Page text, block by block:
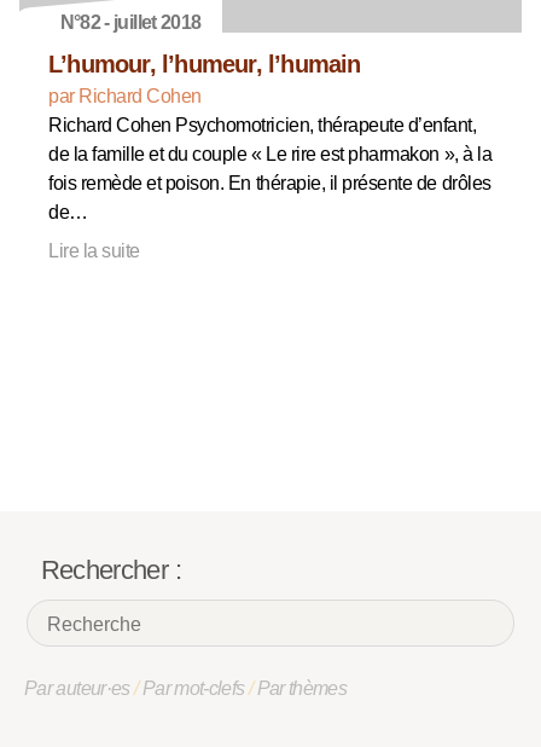
N°82 - juillet 2018
L’humour, l’humeur, l’humain
par Richard Cohen
Richard Cohen Psychomotricien, thérapeute d’enfant,
de la famille et du couple « Le rire est pharmakon », à la
fois remède et poison. En thérapie, il présente de drôles
de…
Lire la suite
Rechercher :
Par auteur·es/Par mot-clefs/Par thèmes